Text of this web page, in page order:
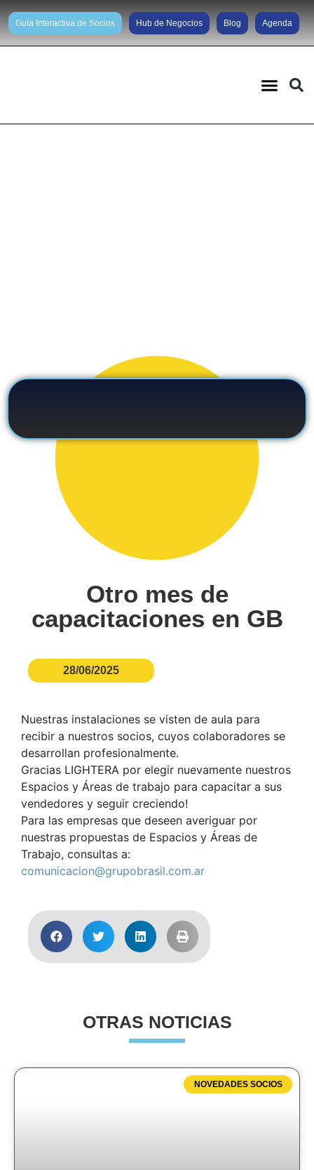
Guía Interactiva de Socios Hub de Negocios Blog Agenda
Otro mes de
capacitaciones en GB
28/06/2025
Nuestras instalaciones se visten de aula para
recibir a nuestros socios, cuyos colaboradores se
desarrollan profesionalmente.
Gracias LIGHTERA por elegir nuevamente nuestros
Espacios y Áreas de trabajo para capacitar a sus
vendedores y seguir creciendo!
Para las empresas que deseen averiguar por
nuestras propuestas de Espacios y Áreas de
Trabajo, consultas a:
comunicacion@grupobrasil.com.ar
OTRAS NOTICIAS
NOVEDADES SOCIOS